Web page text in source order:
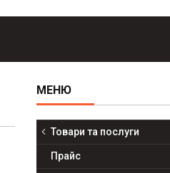
Товари та послуги
Прайс